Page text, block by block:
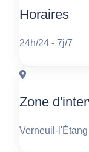
Horaires
24h/24 - 7j/7
Zone
Verneuil-